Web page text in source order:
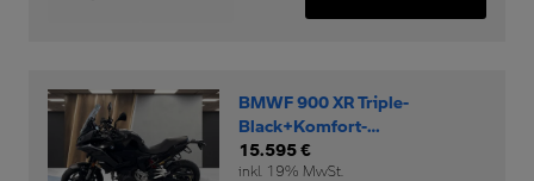
BMWF 900 XR Triple-
Black+Komfort-
Dynamikpaket+RDC+
15.595 €
inkl. 19% MwSt.